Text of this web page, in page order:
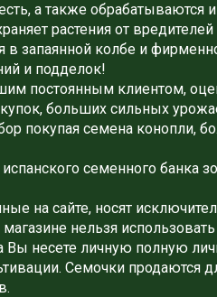
а также обрабатываются
растения от
в запаянной колбе и
и подделок!
постоянным клиентом,
больших сильных
покупая семена конопли,
семенного банка
на сайте, носят
нельзя
Вы несете личную полную
Семочки продаются